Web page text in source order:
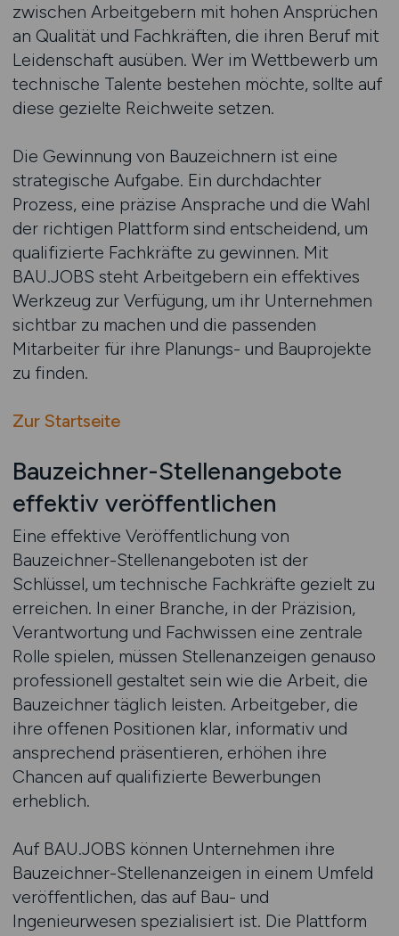
zwischen Arbeitgebern mit hohen Ansprüchen
an Qualität und Fachkräften, die ihren Beruf mit
Leidenschaft ausüben. Wer im Wettbewerb um
technische Talente bestehen möchte, sollte auf
diese gezielte Reichweite setzen.
Die Gewinnung von Bauzeichnern ist eine
strategische Aufgabe. Ein durchdachter
Prozess, eine präzise Ansprache und die Wahl
der richtigen Plattform sind entscheidend, um
qualifizierte Fachkräfte zu gewinnen. Mit
BAU.JOBS steht Arbeitgebern ein effektives
Werkzeug zur Verfügung, um ihr Unternehmen
sichtbar zu machen und die passenden
Mitarbeiter für ihre Planungs- und Bauprojekte
zu finden.
Zur Startseite
Bauzeichner-Stellenangebote
effektiv veröffentlichen
Eine effektive Veröffentlichung von
Bauzeichner-Stellenangeboten ist der
Schlüssel, um technische Fachkräfte gezielt zu
erreichen. In einer Branche, in der Präzision,
Verantwortung und Fachwissen eine zentrale
Rolle spielen, müssen Stellenanzeigen genauso
professionell gestaltet sein wie die Arbeit, die
Bauzeichner täglich leisten. Arbeitgeber, die
ihre offenen Positionen klar, informativ und
ansprechend präsentieren, erhöhen ihre
Chancen auf qualifizierte Bewerbungen
erheblich.
Auf BAU.JOBS können Unternehmen ihre
Bauzeichner-Stellenanzeigen in einem Umfeld
veröffentlichen, das auf Bau- und
Ingenieurwesen spezialisiert ist. Die Plattform